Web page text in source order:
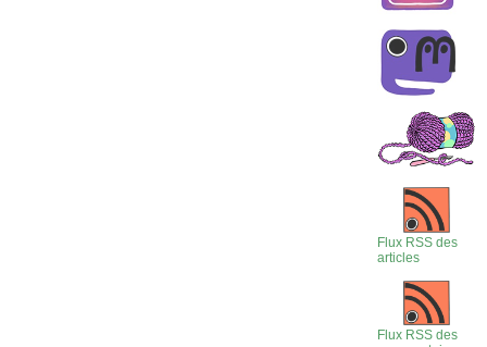
Flux RSS des
articles
Flux RSS des